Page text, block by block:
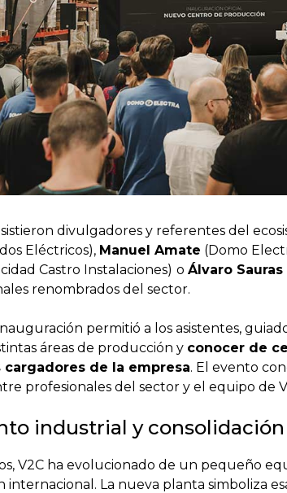
divulgadores y referentes del
Eléctricos), Manuel Amate (Domo
Castro Instalaciones) o Álvaro Sauras
renombrados del sector.
permitió a los asistentes,
áreas de producción y conocer de
de la empresa. El evento
profesionales del sector y el equipo de
industrial y
V2C ha evolucionado de un pequeño
internacional. La nueva planta simboliza